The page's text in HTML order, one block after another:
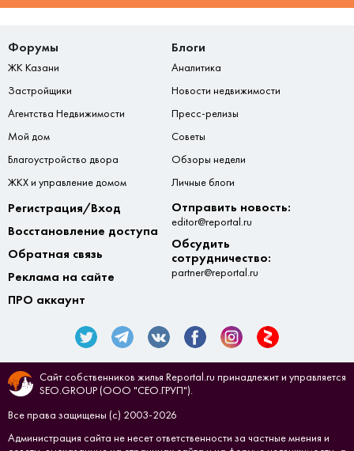
Форумы
ЖК Казани
Застройщики
Агентства Недвижимости
Мой дом
Благоустройство двора
ЖКХ и управление домом
Блоги
Аналитика
Новости недвижимости
Пресс-релизы
Советы
Обзоры недели
Личные блоги
Регистрация/Вход
Восстановление доступа
Обратная связь
Реклама на сайте
ПРО аккаунт
Отправить новость:
editor@reportal.ru
Обсудить
сотрудничество:
partner@reportal.ru
Сайт собственников жилья Reportal.ru принадлежит и управляется
SEO.GROUP (ООО "СЕО.ГРУП").
Все права защищены (с) 2003-2026
Администрация сайта не несет ответственности за частные мнения и